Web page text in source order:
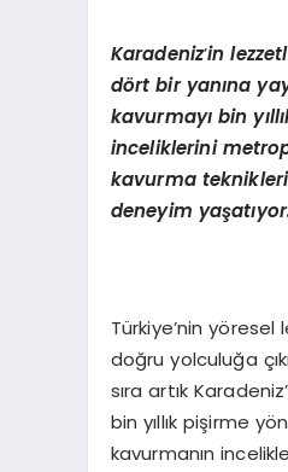
Karadeniz’in
dört bir yanına
kavurmayı bin yıllı
inceliklerini
kavurma
deneyim
Türkiye’nin yöresel
doğru yolculuğa
sıra artık
bin yıllık pişirme
kavurmanın